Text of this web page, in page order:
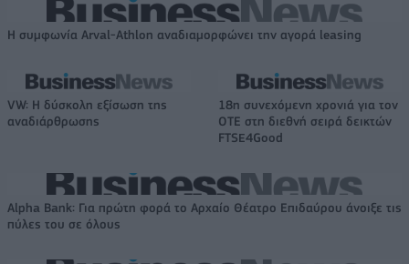
Η συμφωνία Arval-Athlon αναδιαμορφώνει την αγορά leasing
VW: Η δύσκολη εξίσωση της
αναδιάρθρωσης
18η συνεχόμενη χρονιά για τον
ΟΤΕ στη διεθνή σειρά δεικτών
FTSE4Good
Alpha Bank: Για πρώτη φορά το Αρχαίο Θέατρο Επιδαύρου άνοιξε τις
πύλες του σε όλους